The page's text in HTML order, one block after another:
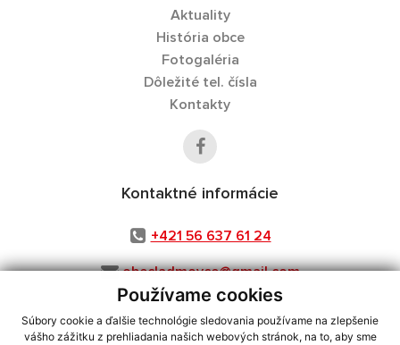
Používame cookies
Súbory cookie a ďalšie technológie sledovania používame na zlepšenie
vášho zážitku z prehliadania našich webových stránok, na to, aby sme
Aktuality
História obce
Fotogaléria
Dôležité tel. čísla
Kontakty
Kontaktné informácie
+421 56 637 61 24
obecladmovce@gmail.com